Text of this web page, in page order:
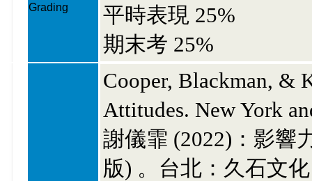
Grading
平時表現 25%
期末考 25%
Cooper, Blackman, &
Attitudes. New York
謝儀霏 (2022)：影響
版) 。台北：久石文